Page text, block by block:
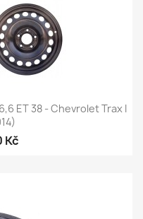
ET 38 - Chevrolet Trax I
Kč